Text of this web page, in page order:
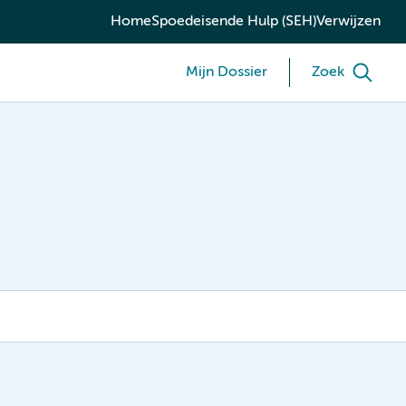
HomeSpoedeisende Hulp (SEH)Verwijzen
Mijn Dossier Zoek